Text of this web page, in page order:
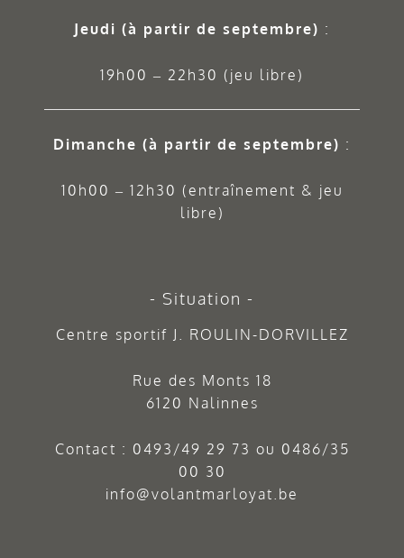
Jeudi (à partir de septembre) :
19h00 – 22h30 (jeu libre)
Dimanche (à partir de septembre) :
10h00 – 12h30 (entraînement & jeu
libre)
Situation
Centre sportif J. ROULIN-DORVILLEZ
Rue des Monts 18
6120 Nalinnes
Contact : 0493/49 29 73 ou 0486/35
00 30
info@volantmarloyat.be